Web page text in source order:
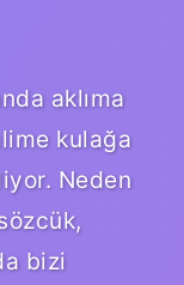
aklıma
kulağa
Neden
bizi